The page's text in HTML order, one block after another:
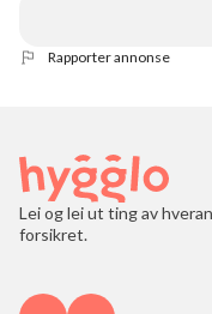
Rapporter annonse
Lei og lei ut ting av
forsikret.